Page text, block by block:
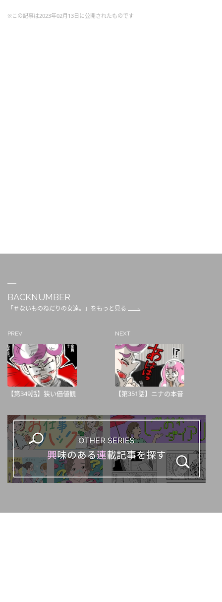
※この記事は2023年02月13日に公開されたものです
BACKNUMBER
「＃ないものねだりの女達。」をもっと見る
PREV
【第349話】狭い価値観
NEXT
【第351話】ニナの本音